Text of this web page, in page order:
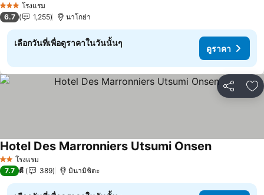
3 ดาว โรงแรม
6.7 1,255 นาโกย่า
เลือกวันที่เพื่อดูราคาในวันนั้นๆ
ดูราคา
แชร์ เ
2 ดาวโรงแรม
Hotel Des Marronniers Utsumi Onsenดูราคา
7.7 ดี 389 มินามิชิตะ